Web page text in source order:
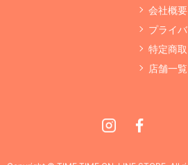
会社概要
プライ
特定商
店舗一覧